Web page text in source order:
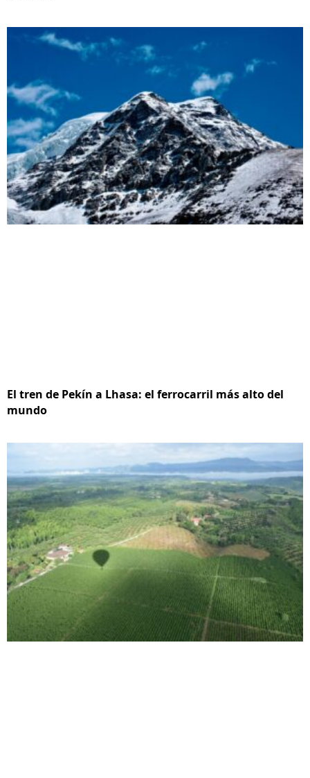
El tren de Pekín a Lhasa: el ferrocarril más alto del
mundo